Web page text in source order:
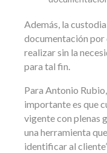
Además, la
documentación por
realizar sin la
para tal fin.
Para Antonio
importante es que
vigente con plenas
una herramienta
identificar al